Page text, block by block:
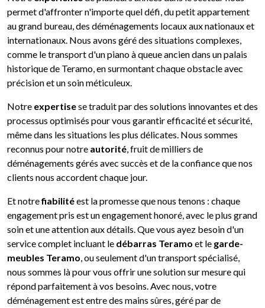
permet d'affronter n'importe quel défi, du petit appartement
au grand bureau, des déménagements locaux aux nationaux et
internationaux. Nous avons géré des situations complexes,
comme le transport d'un piano à queue ancien dans un palais
historique de Teramo, en surmontant chaque obstacle avec
précision et un soin méticuleux.
Notre expertisese traduit par des solutions innovantes et des
processus optimisés pour vous garantir efficacité et sécurité,
même dans les situations les plus délicates. Nous sommes
reconnus pour notre autorité, fruit de milliers de
déménagements gérés avec succès et de la confiance que nos
clients nous accordent chaque jour.
Et notrefiabilitéest la promesse que nous tenons : chaque
engagement pris est un engagement honoré, avec le plus grand
soin et une attention aux détails. Que vous ayez besoin d'un
service complet incluant le débarras Teramo et le garde-
meubles Teramo, ou seulement d'un transport spécialisé,
nous sommes là pour vous offrir une solution sur mesure qui
répond parfaitement à vos besoins. Avec nous, votre
déménagement est entre des mains sûres, géré par de